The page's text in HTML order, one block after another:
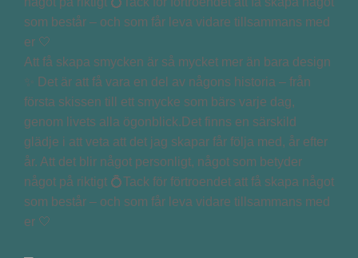
Att få skapa smycken är så mycket mer än bara design
✨ Det är att få vara en del av någons historia – från
första skissen till ett smycke som bärs varje dag,
genom livets alla ögonblick.Det finns en särskild
glädje i att veta att det jag skapar får följa med, år efter
år. Att det blir något personligt, något som betyder
något på riktigt 💍Tack för förtroendet att få skapa något
som består – och som får leva vidare tillsammans med
er 🤍